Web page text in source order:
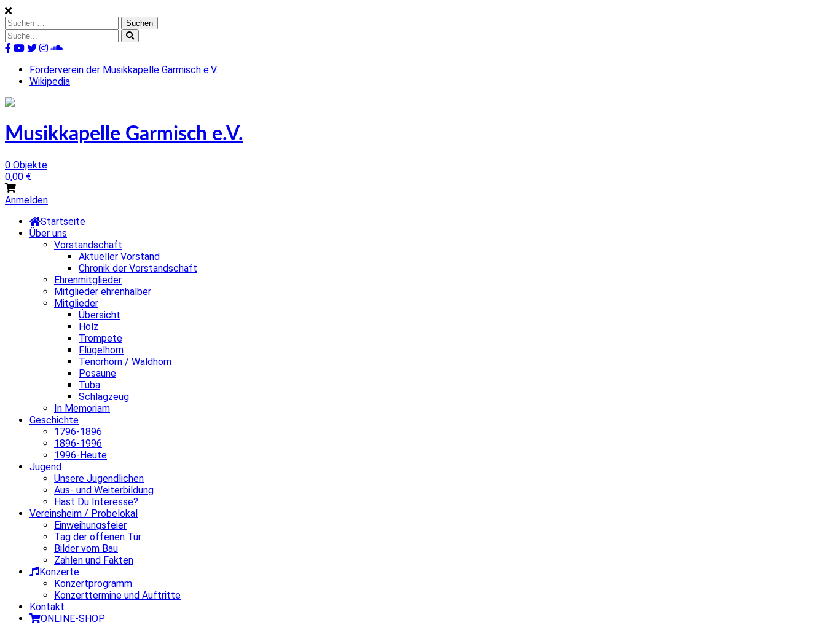
Skip
to
content
Suchen
nach:
Suche
nach:
Förderverein der Musikkapelle Garmisch e.V.
Wikipedia
Musikkapelle Garmisch e.V.
0 Objekte
0,00 €
Anmelden
Startseite
Über uns
Vorstandschaft
Aktueller Vorstand
Chronik der Vorstandschaft
Ehrenmitglieder
Mitglieder ehrenhalber
Mitglieder
Übersicht
Holz
Trompete
Flügelhorn
Tenorhorn / Waldhorn
Posaune
Tuba
Schlagzeug
In Memoriam
Geschichte
1796-1896
1896-1996
1996-Heute
Jugend
Unsere Jugendlichen
Aus- und Weiterbildung
Hast Du Interesse?
Vereinsheim / Probelokal
Einweihungsfeier
Tag der offenen Tür
Bilder vom Bau
Zahlen und Fakten
Konzerte
Konzertprogramm
Konzerttermine und Auftritte
Kontakt
ONLINE-SHOP